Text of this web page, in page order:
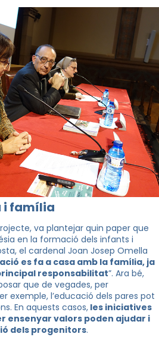
i família
va plantejar quin paper que
en la formació dels infants i
el cardenal Joan Josep Omella
es fa a casa amb la família, ja
responsabilitat”. Ara bé,
que de vegades, per
exemple, l’educació dels pares pot
En aquests casos, les iniciatives
ensenyar valors poden ajudar i
dels progenitors.